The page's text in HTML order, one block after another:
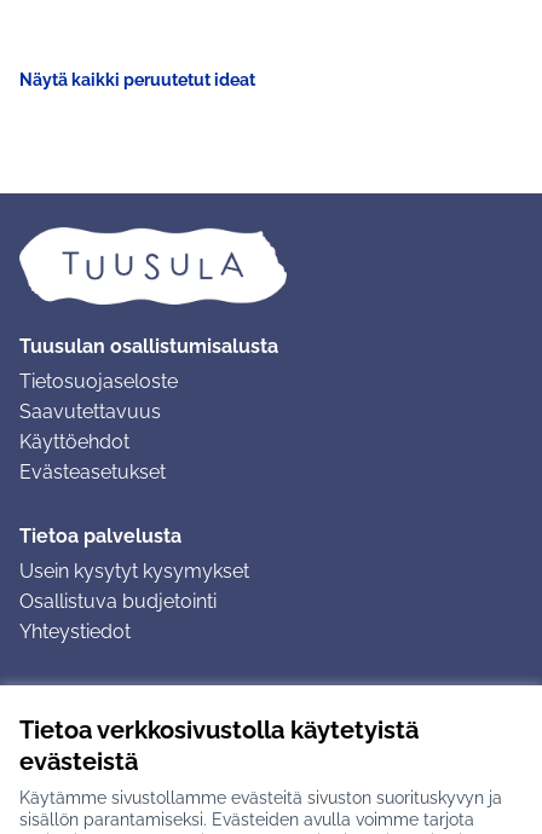
Tietoa verkkosivustolla käytetyistä
evästeistä
Käytämme sivustollamme evästeitä sivuston suorituskyvyn ja
sisällön parantamiseksi. Evästeiden avulla voimme tarjota
Näytä kaikki peruutetut ideat
Tuusulan osallistumisalusta
Tietosuojaseloste
Saavutettavuus
Käyttöehdot
Evästeasetukset
Tietoa palvelusta
Usein kysytyt kysymykset
Osallistuva budjetointi
Yhteystiedot
Ohjeet kirjautumiseen
Ohjeet kommentin jättämiseen